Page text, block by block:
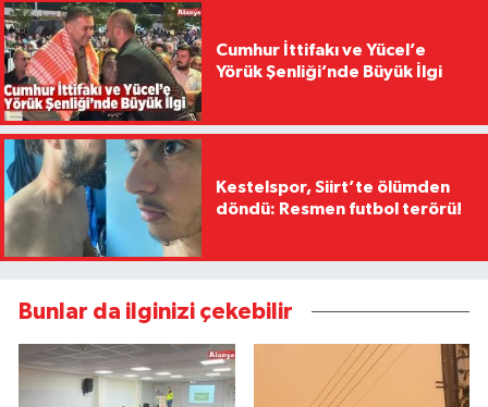
Cumhur İttifakı ve Yücel’e
Yörük Şenliği’nde Büyük İlgi
Kestelspor, Siirt’te ölümden
döndü: Resmen futbol terörü!
Bunlar da ilginizi çekebilir